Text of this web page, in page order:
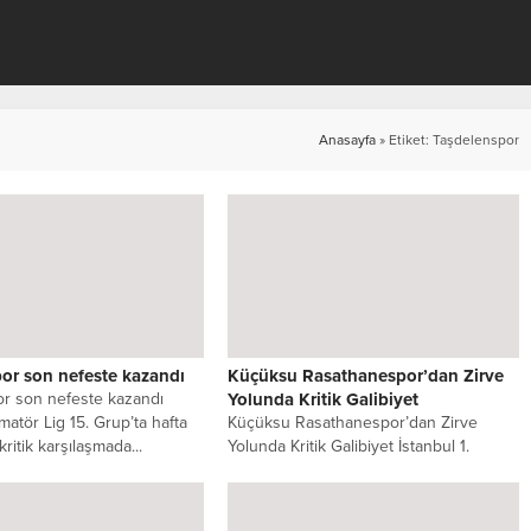
Anasayfa » Etiket: Taşdelenspor
son nefeste kazandı
son nefeste kazandı
Lig 15. Grup’ta hafta
karşılaşmada...
Küçüksu Rasathanespor’dan Zirve
Yolunda Kritik Galibiyet
Küçüksu Rasathanespor’dan Zirve
Yolunda Kritik Galibiyet İstanbul 1.